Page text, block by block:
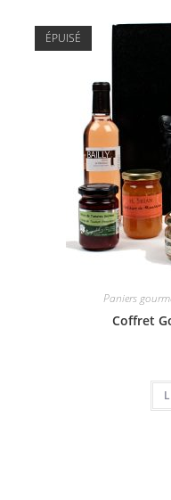
ÉPUISÉ
Paniers
Coffret